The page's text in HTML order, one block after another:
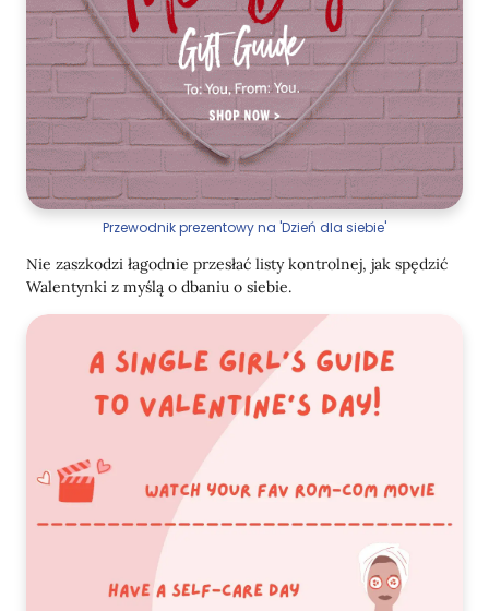
Przewodnik prezentowy na 'Dzień dla siebie'
Nie zaszkodzi łagodnie przesłać listy kontrolnej, jak spędzić
Walentynki z myślą o dbaniu o siebie.